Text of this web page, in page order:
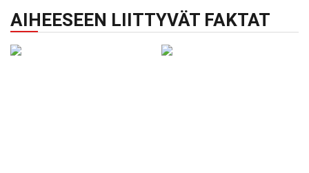
AIHEESEEN LIITTYVÄT FAKTAT